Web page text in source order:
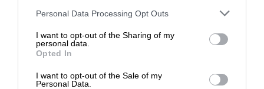
Personal Data Processing Opt Outs
I want to opt-out of the Sharing of my
personal data.
Opted In
I want to opt-out of the Sale of my
Personal Data.
odpowiedzialny
DELL sp. z o.o
00-189 Warszawa
Pomoc
https://www.dell.com/support/